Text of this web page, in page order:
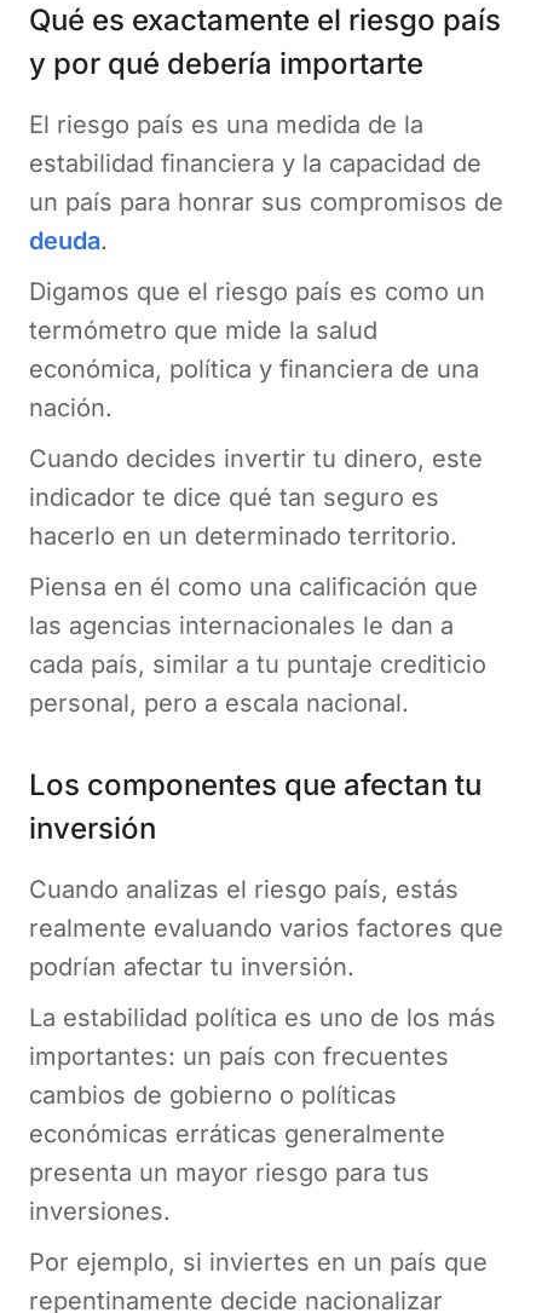
Qué es exactamente el riesgo país
y por qué debería importarte
El riesgo país es una medida de la
estabilidad financiera y la capacidad de
un país para honrar sus compromisos de
deuda.
Digamos que el riesgo país es como un
termómetro que mide la salud
económica, política y financiera de una
nación.
Cuando decides invertir tu dinero, este
indicador te dice qué tan seguro es
hacerlo en un determinado territorio.
Piensa en él como una calificación que
las agencias internacionales le dan a
cada país, similar a tu puntaje crediticio
personal, pero a escala nacional.
Los componentes que afectan tu
inversión
Cuando analizas el riesgo país, estás
realmente evaluando varios factores que
podrían afectar tu inversión.
La estabilidad política es uno de los más
importantes: un país con frecuentes
cambios de gobierno o políticas
económicas erráticas generalmente
presenta un mayor riesgo para tus
inversiones.
Por ejemplo, si inviertes en un país que
repentinamente decide nacionalizar